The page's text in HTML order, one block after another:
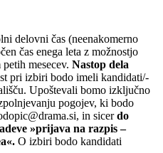
delovni čas (neenakomerno
čas enega leta z možnostjo
mesecev. Nastop dela
pri izbiri bodo imeli kandidati/-
Upoštevali bomo izključno
pogojev, ki bodo
in sicerdo
»prijava na razpis –
O izbiri bodo kandidati